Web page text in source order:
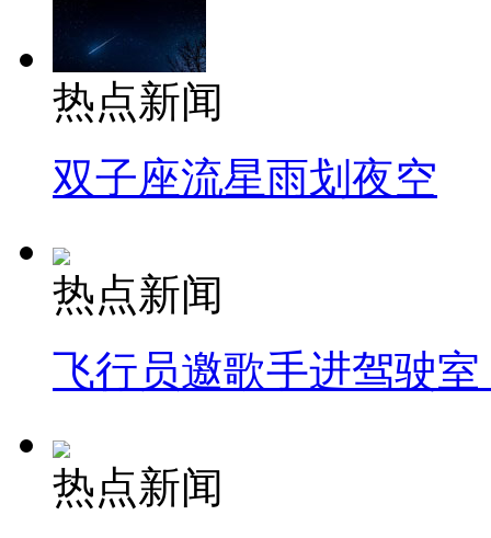
热点新闻
双子座流星雨划夜空
热点新闻
飞行员邀歌手进驾驶
热点新闻